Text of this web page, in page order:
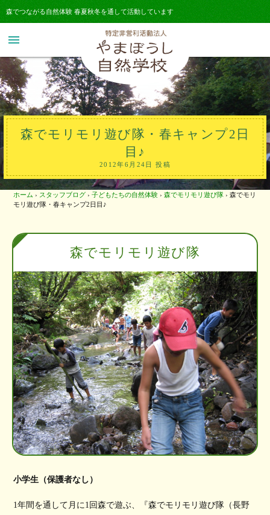
森でつながる自然体験 春夏秋冬を通して活動しています
menu
森でモリモリ遊び隊・春キャンプ2日
目♪
2012年6月24日 投稿
ホーム › スタッフブログ › 子どもたちの自然体験 › 森でモリモリ遊び隊 › 森でモリ
モリ遊び隊・春キャンプ2日目♪
森でモリモリ遊び隊
小学生（保護者なし）
1年間を通して月に1回森で遊ぶ、『森でモリモリ遊び隊（長野